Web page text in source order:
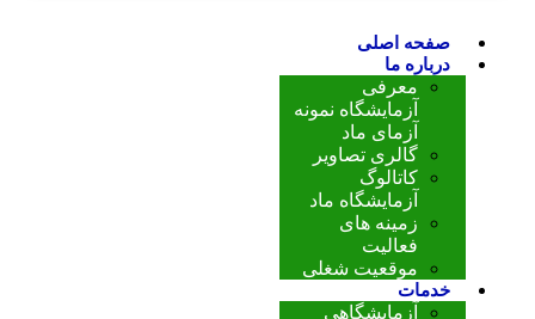
صفحه اصلی
درباره ما
معرفی
آزمایشگاه نمونه
آزمای ماد
گالری تصاویر
کاتالوگ
آزمایشگاه ماد
زمینه های
فعالیت
موقعیت شغلی
خدمات
آزمایشگاهی